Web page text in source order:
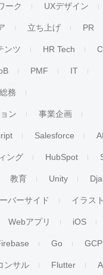
ーク UXデザイン
立ち上げ PR
ンツ HR Tech
PMF IT
総務
ン 事業企画
Salesforce AI
ング HubSpot
教育 Unity
バーサイド イラスト
Webアプリ iOS
Go GCP
ンサル Flutter